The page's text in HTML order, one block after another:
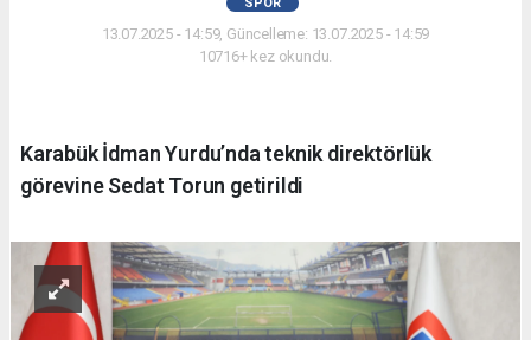
13.07.2025 - 14:59, Güncelleme: 13.07.2025 - 14:59
10716+ kez okundu.
Karabük İdman Yurdu’nda teknik direktörlük
görevine Sedat Torun getirildi